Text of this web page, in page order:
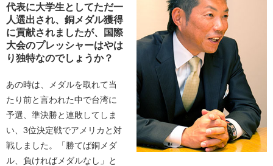
代表に大学生としてただ一
人選出され、銅メダル獲得
に貢献されましたが、国際
大会のプレッシャーはやは
り独特なのでしょうか？
あの時は、メダルを取れて当
たり前と言われた中で台湾に
予選、準決勝と連敗してしま
い、3位決定戦でアメリカと対
戦しました。「勝てば銅メダ
ル、負ければメダルなし」と